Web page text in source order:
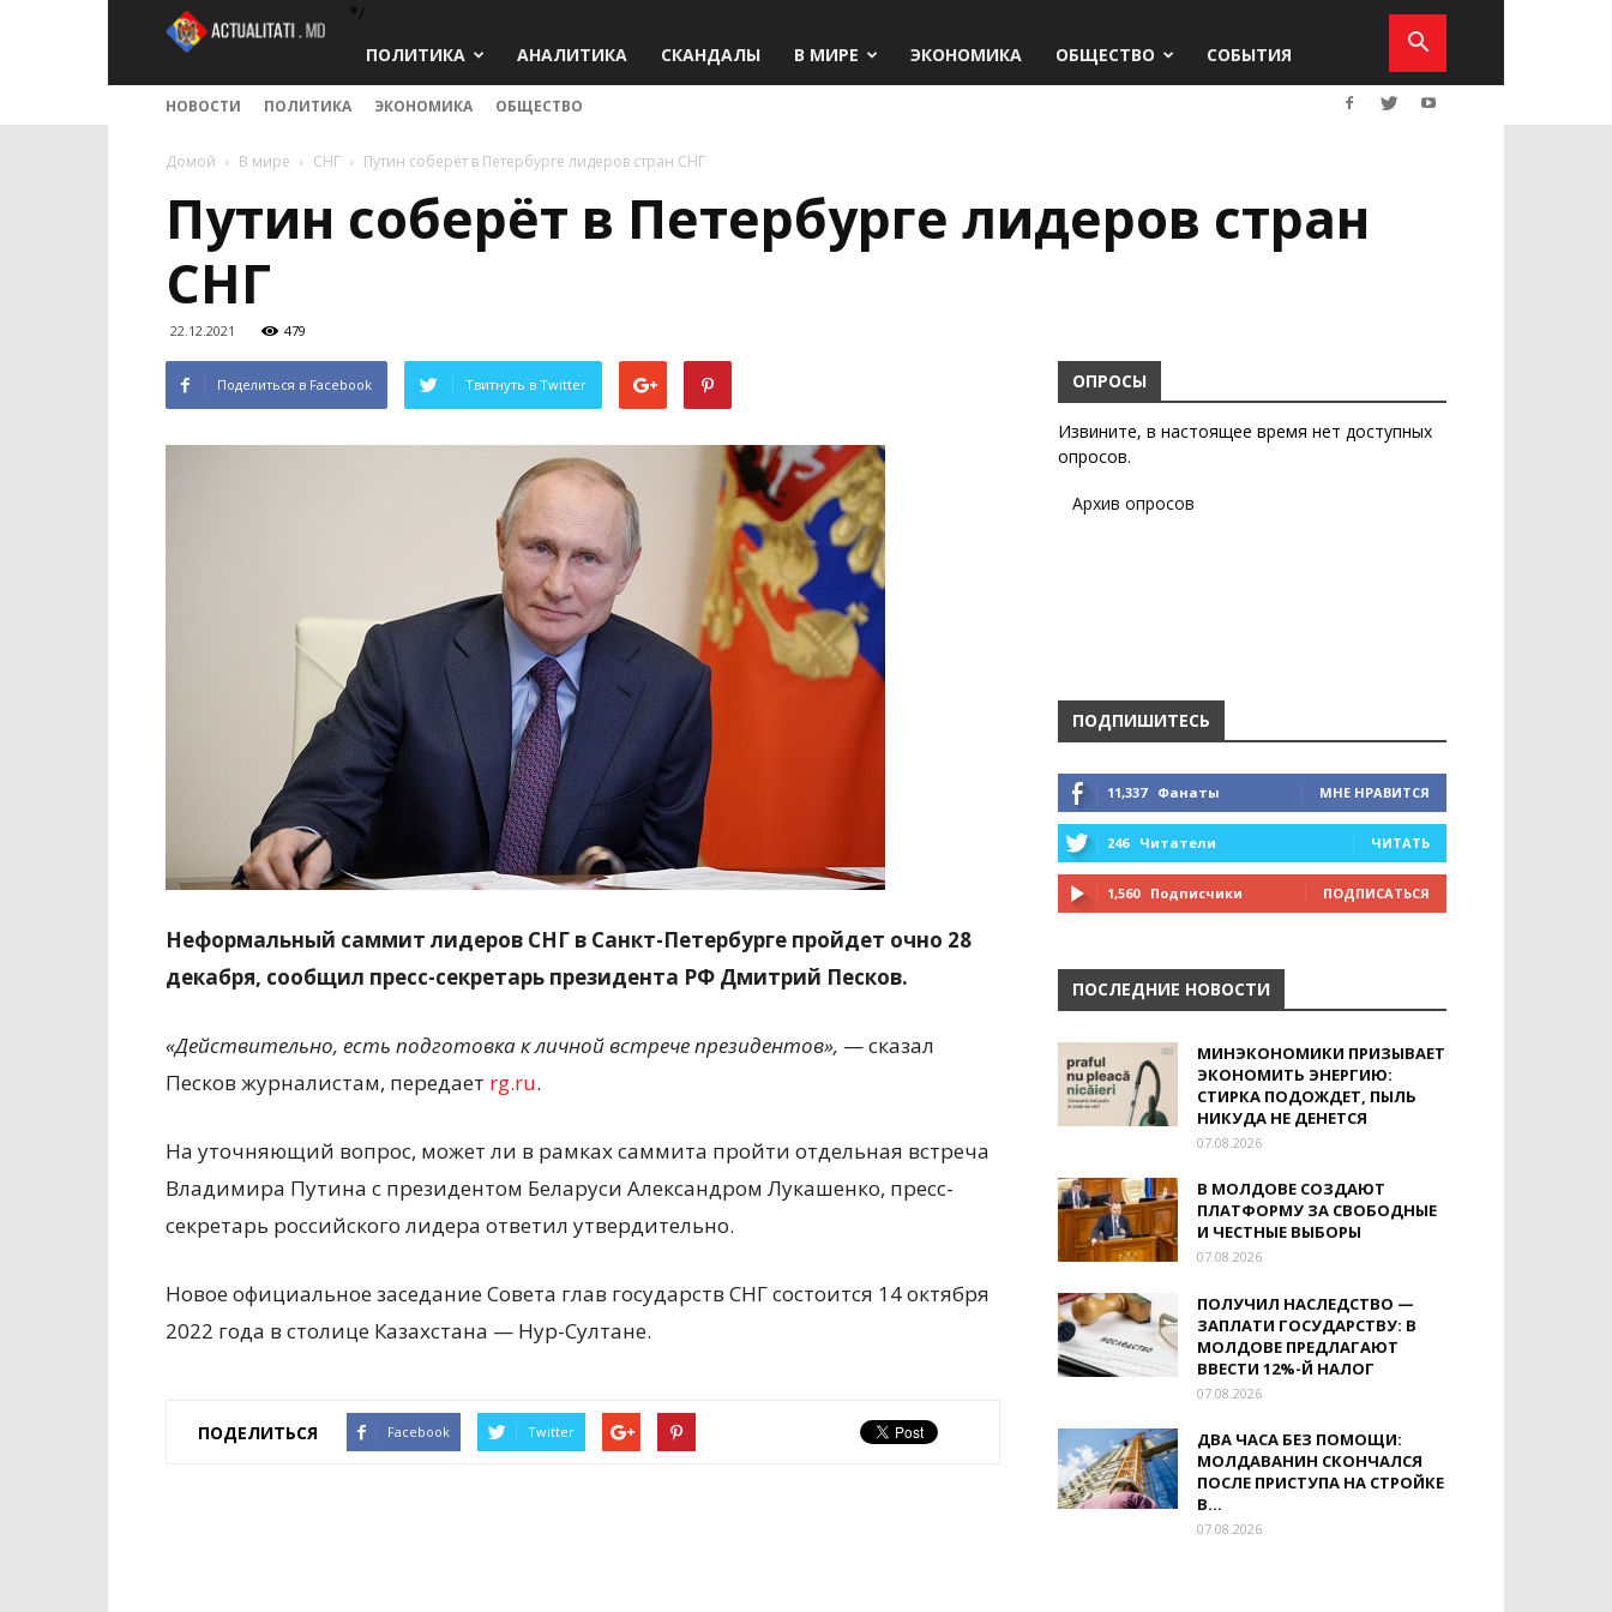
*/
ПОЛИТИКА
АНАЛИТИКА СКАНДАЛЫ В МИРЕ ЭКОНОМИКА ОБЩЕСТВО СОБЫТИЯ
НОВОСТИ ПОЛИТИКА ЭКОНОМИКА ОБЩЕСТВО
Домой В мире СНГ Путин соберёт в Петербурге лидеров стран СНГ
Путин соберёт в Петербурге лидеров стран
СНГ
22.12.2021 479
Поделиться в Facebook Твитнуть в Twitter
Неформальный саммит лидеров СНГ в Санкт-Петербурге пройдет очно 28
декабря, сообщил пресс-секретарь президента РФ Дмитрий Песков.
«Действительно, есть подготовка к личной встрече президентов», — сказал
Песков журналистам, передает rg.ru.
На уточняющий вопрос, может ли в рамках саммита пройти отдельная встреча
Владимира Путина с президентом Беларуси Александром Лукашенко, пресс-
секретарь российского лидера ответил утвердительно.
Новое официальное заседание Совета глав государств СНГ состоится 14 октября
2022 года в столице Казахстана — Нур-Султане.
ПОДЕЛИТЬСЯ Facebook Twitter
ОПРОСЫ
Извините, в настоящее время нет доступных
опросов.
Архив опросов
ПОДПИШИТЕСЬ
11,337 Фанаты МНЕ НРАВИТСЯ
246 Читатели ЧИТАТЬ
1,560 Подписчики ПОДПИСАТЬСЯ
ПОСЛЕДНИЕ НОВОСТИ
МИНЭКОНОМИКИ ПРИЗЫВАЕТ
ЭКОНОМИТЬ ЭНЕРГИЮ:
СТИРКА ПОДОЖДЕТ, ПЫЛЬ
НИКУДА НЕ ДЕНЕТСЯ
07.08.2026
В МОЛДОВЕ СОЗДАЮТ
ПЛАТФОРМУ ЗА СВОБОДНЫЕ
И ЧЕСТНЫЕ ВЫБОРЫ
07.08.2026
ПОЛУЧИЛ НАСЛЕДСТВО —
ЗАПЛАТИ ГОСУДАРСТВУ: В
МОЛДОВЕ ПРЕДЛАГАЮТ
ВВЕСТИ 12%-Й НАЛОГ
07.08.2026
ДВА ЧАСА БЕЗ ПОМОЩИ:
МОЛДАВАНИН СКОНЧАЛСЯ
ПОСЛЕ ПРИСТУПА НА СТРОЙКЕ
В...
07.08.2026